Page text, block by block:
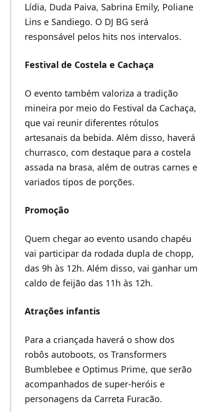
Lídia, Duda Paiva, Sabrina Emily, Poliane
Lins e Sandiego. O DJ BG será
responsável pelos hits nos intervalos.
Festival de Costela e Cachaça
O evento também valoriza a tradição
mineira por meio do Festival da Cachaça,
que vai reunir diferentes rótulos
artesanais da bebida. Além disso, haverá
churrasco, com destaque para a costela
assada na brasa, além de outras carnes e
variados tipos de porções.
Promoção
Quem chegar ao evento usando chapéu
vai participar da rodada dupla de chopp,
das 9h às 12h. Além disso, vai ganhar um
caldo de feijão das 11h às 12h.
Atrações infantis
Para a criançada haverá o show dos
robôs autoboots, os Transformers
Bumblebee e Optimus Prime, que serão
acompanhados de super-heróis e
personagens da Carreta Furacão.